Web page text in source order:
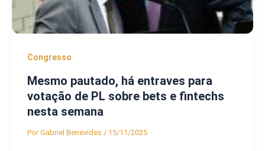
Congresso
Mesmo pautado, há entraves para
votação de PL sobre bets e fintechs
nesta semana
PorGabriel Benevides / 15/11/2025